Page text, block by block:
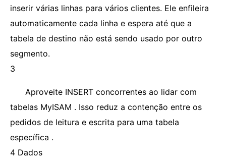
inserir várias linhas para vários clientes. Ele enfileira
automaticamente cada linha e espera até que a
tabela de destino não está sendo usado por outro
segmento.
3
Aproveite INSERT concorrentes ao lidar com
tabelas MyISAM . Isso reduz a contenção entre os
pedidos de leitura e escrita para uma tabela
específica .
4 Dados